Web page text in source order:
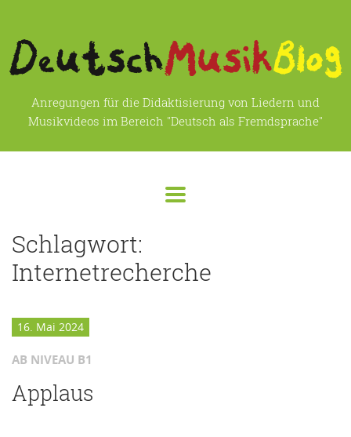
Anregungen für die Didaktisierung von Liedern und
Musikvideos im Bereich "Deutsch als Fremdsprache"
Schlagwort:
Internetrecherche
16. Mai 2024
AB NIVEAU B1
Applaus